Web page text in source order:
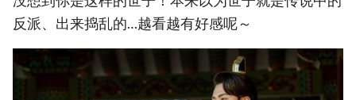
反派、出来捣乱的…越看越有好感呢～